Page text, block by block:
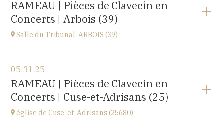
13, boulevard de Strasbourg 75010 Paris
at19H30
Go to site
RAMEAU | Pièces de Clavecin en
Concerts | Arbois (39)
Salle du Tribunal, ARBOIS (39)
Salle du Tribunal, ARBOIS (39)
10 rue de l’hôtel de ville, 39600 ARBOIS
at17H00
05.31.25
RAMEAU | Pièces de Clavecin en
Concerts | Cuse-et-Adrisans (25)
église de Cuse-et-Adrisans (25680)